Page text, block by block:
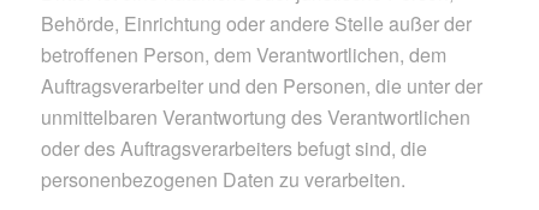
Behörde, Einrichtung oder andere Stelle außer der
betroffenen Person, dem Verantwortlichen, dem
Auftragsverarbeiter und den Personen, die unter der
unmittelbaren Verantwortung des Verantwortlichen
oder des Auftragsverarbeiters befugt sind, die
personenbezogenen Daten zu verarbeiten.